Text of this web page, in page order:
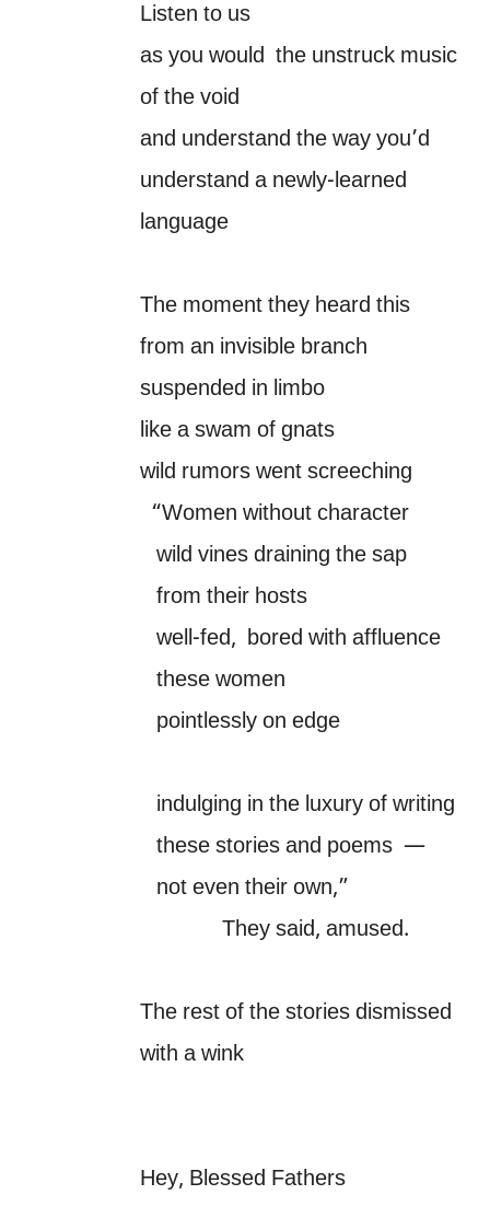
Listen to us
as you would the unstruck music
of the void
and understand the way you’d
understand a newly-learned
language
The moment they heard this
from an invisible branch
suspended in limbo
like a swam of gnats
wild rumors went screeching
“Women without character
wild vines draining the sap
from their hosts
well-fed, bored with affluence
these women
pointlessly on edge
indulging in the luxury of writing
these stories and poems —
not even their own,”
They said, amused.
The rest of the stories dismissed
with a wink
Hey, Blessed Fathers